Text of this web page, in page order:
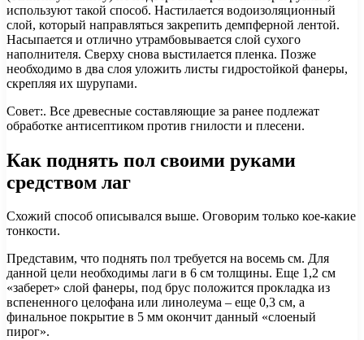
используют такой способ. Настилается водоизоляционный
слой, который направляться закрепить демпферной лентой.
Насыпается и отлично утрамбовывается слой сухого
наполнителя. Сверху снова выстилается пленка. Позже
необходимо в два слоя уложить листы гидростойкой фанеры,
скрепляя их шурупами.
Совет:. Все древесные составляющие за ранее подлежат
обработке антисептиком против гнилости и плесени.
Как поднять пол своими руками
средством лаг
Схожий способ описывался выше. Оговорим только кое-какие
тонкости.
Представим, что поднять пол требуется на восемь см. Для
данной цели необходимы лаги в 6 см толщины. Еще 1,2 см
«заберет» слой фанеры, под брус положится прокладка из
вспененного целофана или линолеума – еще 0,3 см, а
финальное покрытие в 5 мм окончит данный «слоеный
пирог».